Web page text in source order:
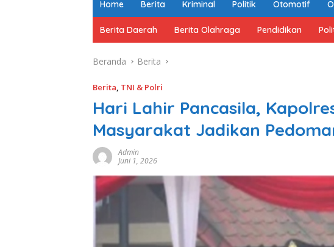
Home Berita Kriminal Politik Otomotif
Berita Daerah Berita Olahraga Pendidikan
Beranda Berita
Berita, TNI & Polri
Hari Lahir Pancasila,
Masyarakat Jadikan
Admin
Juni 1, 2026